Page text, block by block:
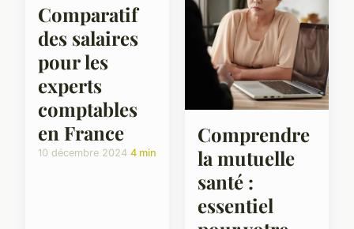
Comparatif
des salaires
pour les
experts
comptables
en France
10 décembre 2024 4 min
Comprendre
la mutuelle
santé :
essentiel